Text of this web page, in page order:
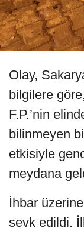
Olay,
bilgilere
F.P.’nin
bilinmeyen
etkisiyle
meydana
İhbar
sevk edildi.